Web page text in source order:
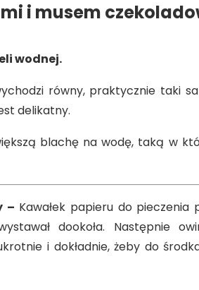
i musem
wodnej.
równy, praktycznie taki
delikatny.
blachę na wodę, taką w
– Kawałek papieru do
dookoła. Następnie
i dokładnie, żeby do